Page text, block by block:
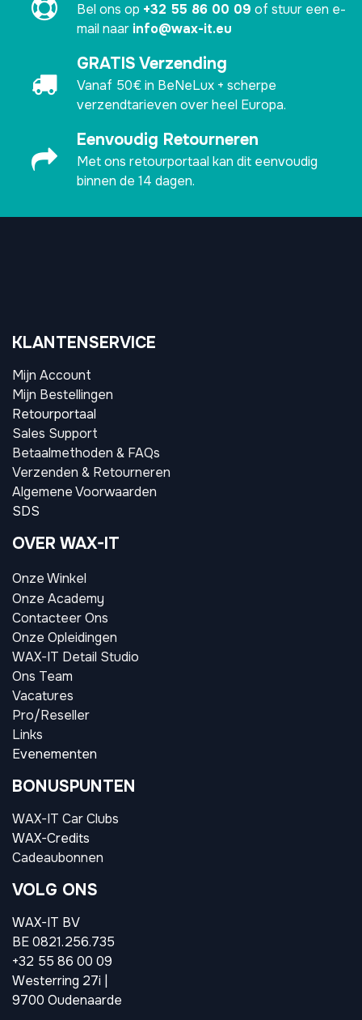
Bel ons op +32 55 86 00 09 of stuur een e-
mail naar info@wax-it.eu
GRATIS Verzending
Vanaf 50€ in BeNeLux + scherpe
verzendtarieven over heel Europa.
Eenvoudig Retourneren
Met ons retourportaal kan dit eenvoudig
binnen de 14 dagen.
KLANTENSERVICE
Mijn Account
Mijn Bestellingen
Retourportaal
Sales Support
Betaalmethoden & FAQs
Verzenden & Retourneren
Algemene Voorwaarden
SDS
OVER WAX-IT
Onze Winkel
Onze Academy
Contacteer Ons
Onze Opleidingen
WAX-IT Detail Studio
Ons Team
Vacatures
Pro/Reseller
Links
Evenementen
BONUSPUNTEN
WAX-IT Car Clubs
WAX-Credits
Cadeaubonnen
VOLG ONS
WAX-IT BV
BE 0821.256.735
+32 55 86 00 09
Westerring 27i |
9700 Oudenaarde